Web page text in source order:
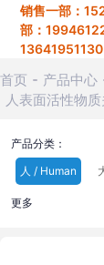
销售一部：
部：
首页 产品中心
人表面活性物
产品分类：
人 / Human
更多